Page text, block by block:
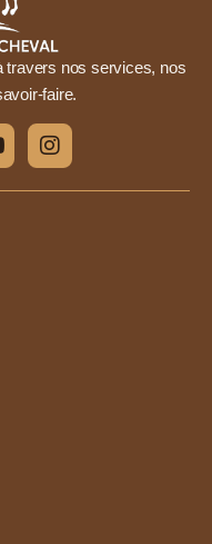
travers nos services, nos
faire.